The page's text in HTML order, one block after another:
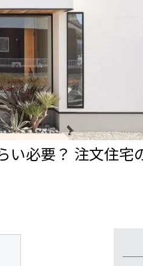
い必要？ 注文住宅